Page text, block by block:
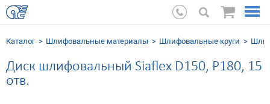
Каталог Шлифовальные мaтериалы Шлифовальные круги
Диск шлифовальный Siaflex D150, Р180, 15
отв.